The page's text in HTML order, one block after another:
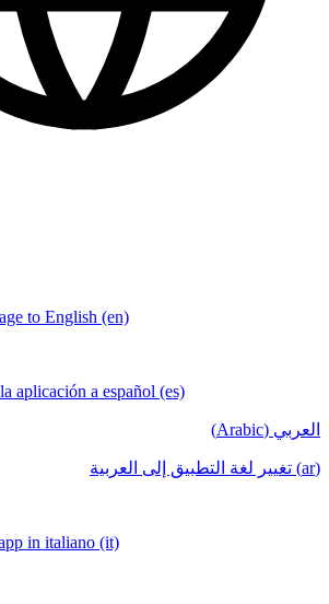
to English (en)
aplicación a español (es)
العربي (Arabic)
(ar) تغيير لغة التطبيق إلى العربية
in italiano (it)